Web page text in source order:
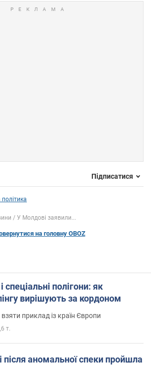
Підписатися
У Молдові заявили...
на головну OBOZ
полігони: як
вирішують за кордоном
взяти приклад із країн Європи
т.
після аномальної спеки пройшла